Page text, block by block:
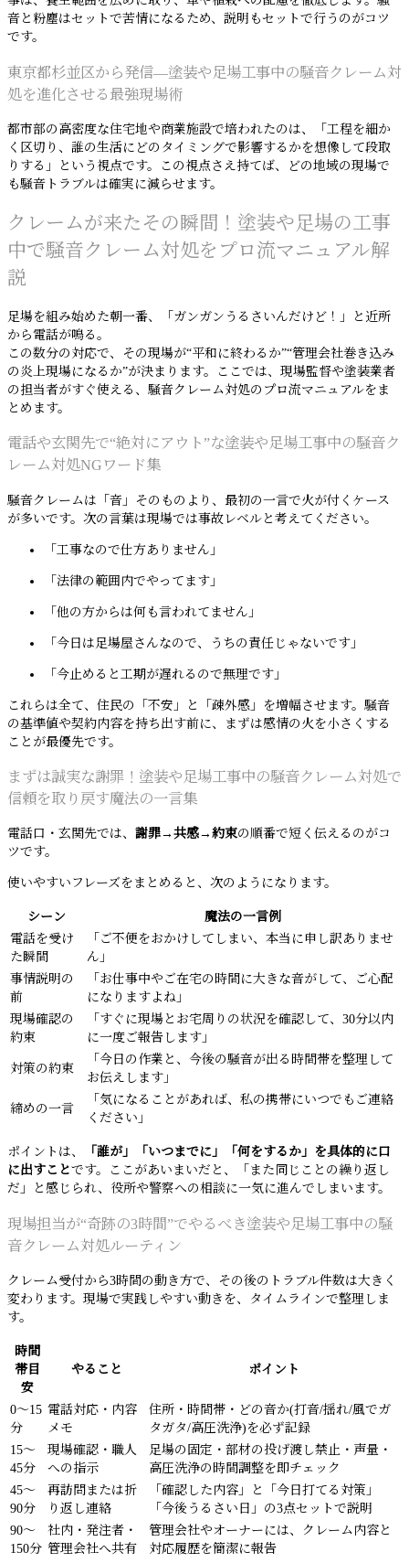
音と粉塵はセットで苦情になるため、説明もセットで行うのがコツ
です。
東京都杉並区から発信―塗装や足場工事中の騒音クレーム対
処を進化させる最強現場術
都市部の高密度な住宅地や商業施設で培われたのは、「工程を細か
く区切り、誰の生活にどのタイミングで影響するかを想像して段取
りする」という視点です。この視点さえ持てば、どの地域の現場で
も騒音トラブルは確実に減らせます。
クレームが来たその瞬間！塗装や足場の工事
中で騒音クレーム対処をプロ流マニュアル解
説
足場を組み始めた朝一番、「ガンガンうるさいんだけど！」と近所
から電話が鳴る。
この数分の対応で、その現場が“平和に終わるか”“管理会社巻き込み
の炎上現場になるか”が決まります。ここでは、現場監督や塗装業者
の担当者がすぐ使える、騒音クレーム対処のプロ流マニュアルをま
とめます。
電話や玄関先で“絶対にアウト”な塗装や足場工事中の騒音ク
レーム対処NGワード集
騒音クレームは「音」そのものより、最初の一言で火が付くケース
が多いです。次の言葉は現場では事故レベルと考えてください。
「工事なので仕方ありません」
「法律の範囲内でやってます」
「他の方からは何も言われてません」
「今日は足場屋さんなので、うちの責任じゃないです」
「今止めると工期が遅れるので無理です」
これらは全て、住民の「不安」と「疎外感」を増幅させます。騒音
の基準値や契約内容を持ち出す前に、まずは感情の火を小さくする
ことが最優先です。
まずは誠実な謝罪！塗装や足場工事中の騒音クレーム対処で
信頼を取り戻す魔法の一言集
電話口・玄関先では、 謝罪→共感→約束の順番で短く伝えるのがコ
ツです。
使いやすいフレーズをまとめると、次のようになります。
シーン
魔法の一言例
電話を受け
た瞬間
「ご不便をおかけしてしまい、本当に申し訳ありませ
ん」
事情説明の
前
「お仕事中やご在宅の時間に大きな音がして、ご心配
になりますよね」
現場確認の
約束
「すぐに現場とお宅周りの状況を確認して、30分以内
に一度ご報告します」
対策の約束
「今日の作業と、今後の騒音が出る時間帯を整理して
お伝えします」
締めの一言
「気になることがあれば、私の携帯にいつでもご連絡
ください」
ポイントは、
「誰が」「いつまでに」「何をするか」を具体的に口
に出すことです。ここがあいまいだと、「また同じことの繰り返し
だ」と感じられ、役所や警察への相談に一気に進んでしまいます。
現場担当が“奇跡の3時間”でやるべき塗装や足場工事中の騒
音クレーム対処ルーティン
クレーム受付から3時間の動き方で、その後のトラブル件数は大きく
変わります。現場で実践しやすい動きを、タイムラインで整理しま
す。
時間
帯目
安
やること ポイント
0〜15
分
電話対応・内容
メモ
住所・時間帯・どの音か(打音/揺れ/風でガ
タガタ/高圧洗浄)を必ず記録
15〜
45分
現場確認・職人
への指示
足場の固定・部材の投げ渡し禁止・声量・
高圧洗浄の時間調整を即チェック
45〜
90分
再訪問または折
り返し連絡
「確認した内容」と「今日打てる対策」
「今後うるさい日」の3点セットで説明
90〜
150分
社内・発注者・
管理会社へ共有
管理会社やオーナーには、クレーム内容と
対応履歴を簡潔に報告